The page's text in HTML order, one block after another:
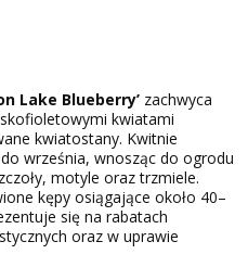
Lake Blueberry’ zachwyca
kwiatami
kwiatostany. Kwitnie
września, wnosząc do ogrodu
motyle oraz trzmiele.
kępy osiągające około 40–
się na rabatach
oraz w uprawie